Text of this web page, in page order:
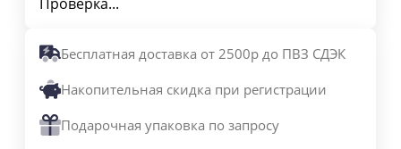
Бесплатная доставка от 2500р до ПВЗ СДЭК
Накопительная скидка при регистрации
Подарочная упаковка по запросу